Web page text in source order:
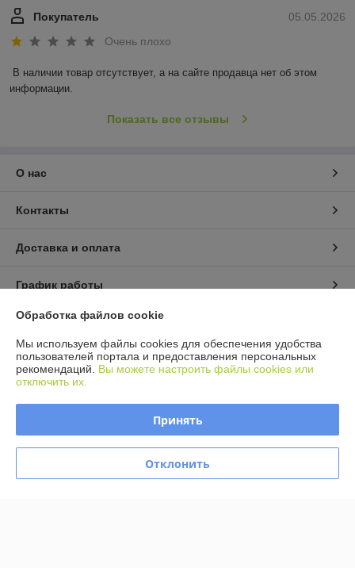
05.05.2026
Покупатель
Очень плохо
В наличии товар отсутствует, а на сайте продавца нет об этом
информации.
Показать все отзывы
О нас
Контакты
Доставка и оплата
График работы
Полная версия сайта
Политика обработки cookies
Обработка файлов cookie
Мы используем файлы cookies для обеспечения удобства
пользователей портала и предоставления персональных
рекомендаций. Вы можете настроить файлы cookies или
отключить их.
Принять
Отклонить